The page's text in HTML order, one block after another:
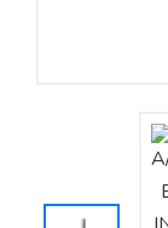
Cung
Bảo trì –
Tư vấn –
Tư vấn